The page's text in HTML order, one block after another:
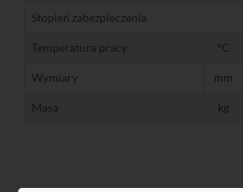
Stopień zabezpieczenia
Temperatura pracy °C
Wymiary mm
Masa kg